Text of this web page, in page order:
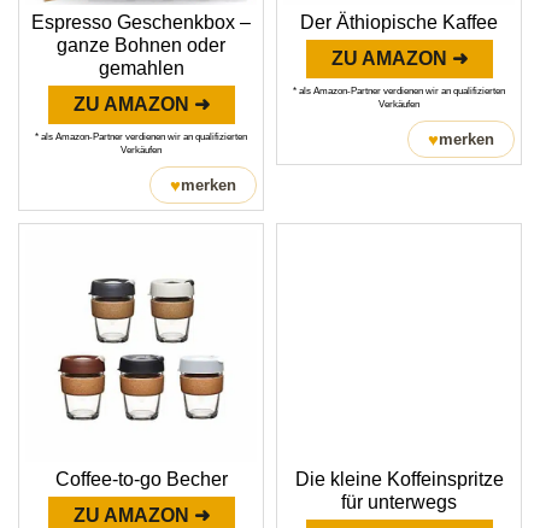
Espresso Geschenkbox –
ganze Bohnen oder
gemahlen
ZU AMAZON ➜
* als Amazon-Partner verdienen wir an qualifizierten
Verkäufen
♥merken
Der Äthiopische Kaffee
ZU AMAZON ➜
* als Amazon-Partner verdienen wir an qualifizierten
Verkäufen
♥merken
Coffee-to-go Becher
ZU AMAZON ➜
Die kleine Koffeinspritze
für unterwegs